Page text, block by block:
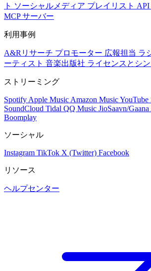
ト ソーシャルメディア プレイリスト API
MCP サーバー
利用事例
A&Rリサーチ プロモーター 広報担当 ラ
ーティスト 音楽出版社 ライセンスとシン
ストリーミング
Spotify Apple Music Amazon MusicYouTube
SoundCloud Tidal QQ Music JioSaavn/Gaana
Boomplay
ソーシャル
Instagram TikTok X (Twitter) Facebook
リソース
ヘルプセンター